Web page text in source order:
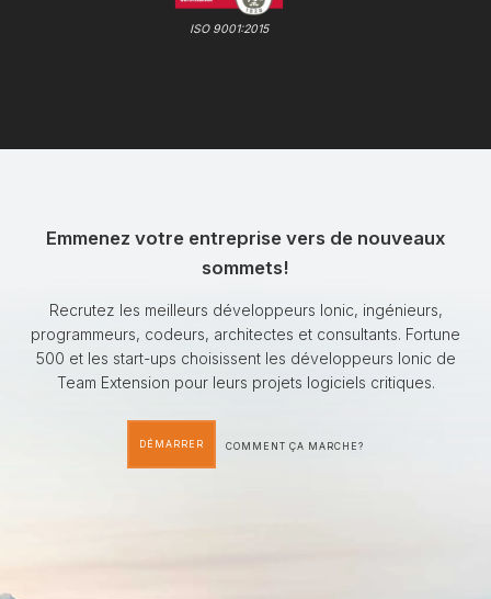
ISO 9001:2015
Emmenez votre entreprise vers de nouveaux
sommets!
Recrutez les meilleurs développeurs Ionic, ingénieurs,
programmeurs, codeurs, architectes et consultants. Fortune
500 et les start-ups choisissent les développeurs Ionic de
Team Extension pour leurs projets logiciels critiques.
DÉMARRER COMMENT ÇA MARCHE?